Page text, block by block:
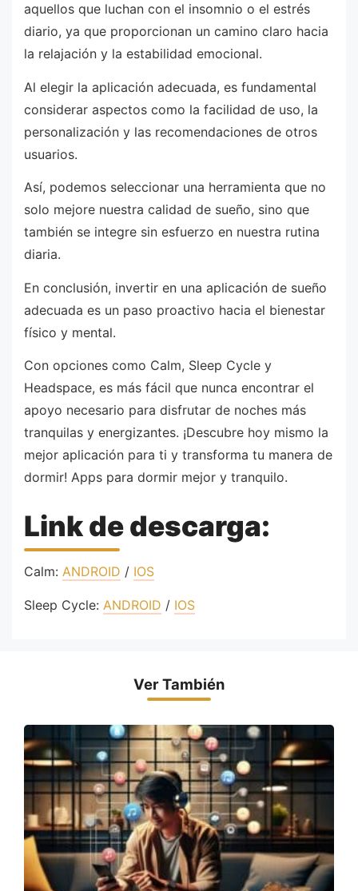
aquellos que luchan con el insomnio o el estrés
diario, ya que proporcionan un camino claro hacia
la relajación y la estabilidad emocional.
Al elegir la aplicación adecuada, es fundamental
considerar aspectos como la facilidad de uso, la
personalización y las recomendaciones de otros
usuarios.
Así, podemos seleccionar una herramienta que no
solo mejore nuestra calidad de sueño, sino que
también se integre sin esfuerzo en nuestra rutina
diaria.
En conclusión, invertir en una aplicación de sueño
adecuada es un paso proactivo hacia el bienestar
físico y mental.
Con opciones como Calm, Sleep Cycle y
Headspace, es más fácil que nunca encontrar el
apoyo necesario para disfrutar de noches más
tranquilas y energizantes. ¡Descubre hoy mismo la
mejor aplicación para ti y transforma tu manera de
dormir! Apps para dormir mejor y tranquilo.
Link de descarga:
Calm: ANDROID / IOS
Sleep Cycle: ANDROID / IOS
Ver También